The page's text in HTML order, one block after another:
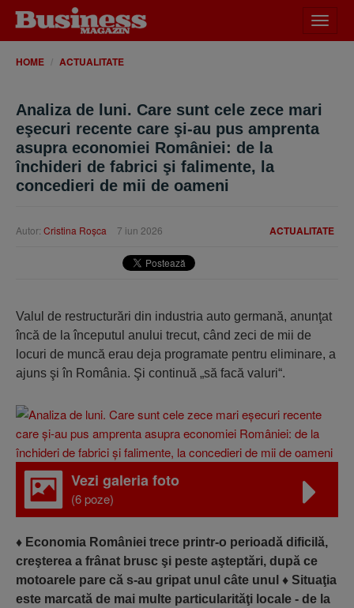
meniu
HOME ACTUALITATE
Analiza de luni. Care sunt cele zece mari
eşecuri recente care şi-au pus amprenta
asupra economiei României: de la
închideri de fabrici şi falimente, la
concedieri de mii de oameni
ACTUALITATE
Autor: Cristina Roşca 7 iun 2026
Valul de restructurări din industria auto germană, anunţat
încă de la începutul anului trecut, când zeci de mii de
locuri de muncă erau deja programate pentru eli­minare, a
ajuns şi în România. Şi continuă „să facă valuri“.
Vezi galeria foto
(6 poze)
♦ Economia României trece printr-o perioadă dificilă,
creşterea a frânat brusc şi peste aşteptări, după ce
motoarele pare că s-au gripat unul câte unul ♦ Situaţia
este marcată de mai multe particularităţi locale - de la